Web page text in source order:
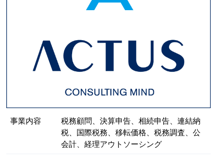
事業内容
税務顧問、決算申告、相続申告、連結納
税、国際税務、移転価格、税務調査、公
会計、経理アウトソーシング